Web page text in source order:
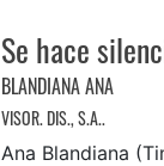
Se hace
BLANDIANA ANA
VISOR. DIS., S.A..
Ana Blandiana